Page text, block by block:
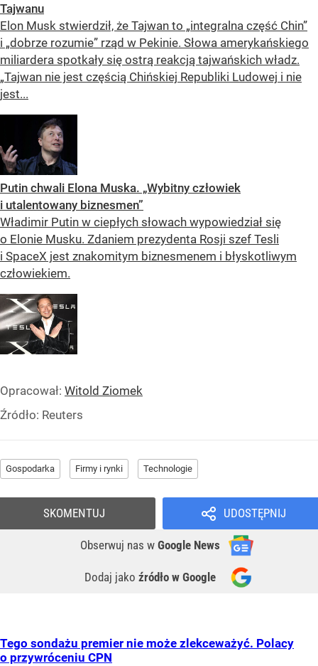
Tajwanu
Elon Musk stwierdził, że Tajwan to „integralna część Chin”
i „dobrze rozumie” rząd w Pekinie. Słowa amerykańskiego
miliardera spotkały się ostrą reakcją tajwańskich władz.
„Tajwan nie jest częścią Chińskiej Republiki Ludowej i nie
jest...
Putin chwali Elona Muska. „Wybitny człowiek
i utalentowany biznesmen”
Władimir Putin w ciepłych słowach wypowiedział się
o Elonie Musku. Zdaniem prezydenta Rosji szef Tesli
i SpaceX jest znakomitym biznesmenem i błyskotliwym
człowiekiem.
Opracował: Witold Ziomek
Źródło: Reuters
Gospodarka Firmy i rynki Technologie
UDOSTĘPNIJ
Obserwuj nas w Google News
Dodaj jako źródło w Google
SKOMENTUJ
Tego sondażu premier nie może zlekceważyć. Polacy
o przywróceniu CPN